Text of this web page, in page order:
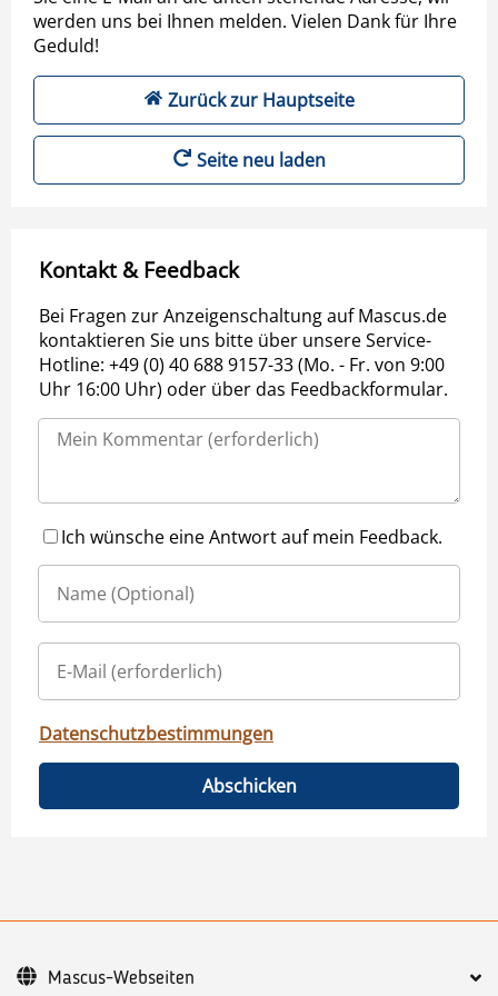
werden uns bei Ihnen melden. Vielen Dank für Ihre
Geduld!
Zurück zur Hauptseite
Seite neu laden
Kontakt & Feedback
Bei Fragen zur Anzeigenschaltung auf Mascus.de
kontaktieren Sie uns bitte über unsere Service-
Hotline: +49 (0) 40 688 9157-33 (Mo. - Fr. von 9:00
Uhr 16:00 Uhr) oder über das Feedbackformular.
Ich wünsche eine Antwort auf mein Feedback.
Datenschutzbestimmungen
Abschicken
Mascus-Webseiten